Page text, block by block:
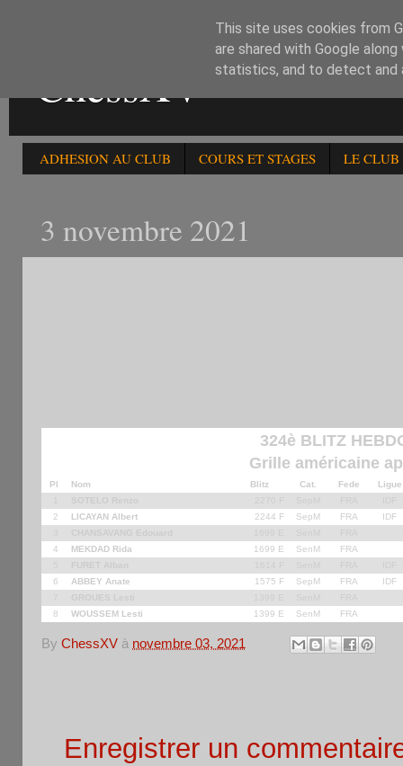
ChessXV
ADHESION AU CLUB COURS ET STAGES LE CLUB
3 novembre 2021
324è BLITZ
Grille américaine
Pl Nom Blitz Cat. Fede
Ligue
2
LICAYAN Albert 2244 F SepM FRA
IDF
4
MEKDAD Rida 1699 E SenM
FRA
6
ABBEY Anate 1575 F SepM FRA
IDF
8
WOUSSEM Lesti 1399 E SenM FRA
By ChessXV à novembre 03, 2021
Enregistrer un
This site uses cookies from
are shared with Google
statistics, and to detect and